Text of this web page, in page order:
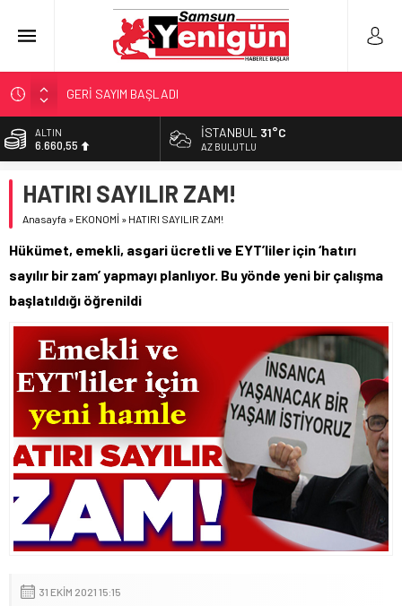
GERİ SAYIM BAŞLADI
SAMSUNSPOR’DA HEDEF 5’İNCİLİK!
‘BAFRA’YA YATIRIM YAPIN!’
YÖNETİCİ SEÇERKEN YAPILAN EN BÜYÜK HATALAR
ALTIN
6.660,55
13.779,39
DOLAR
55,1881
İSTANBUL 31°C
AZ BULUTLU
HATIRI SAYILIR ZAM!
Anasayfa » EKONOMİ » HATIRI SAYILIR ZAM!
Hükümet, emekli, asgari ücretli ve EYT’liler için ‘hatırı
sayılır bir zam’ yapmayı planlıyor. Bu yönde yeni bir çalışma
başlatıldığı öğrenildi
31 EKIM 2021 15:15